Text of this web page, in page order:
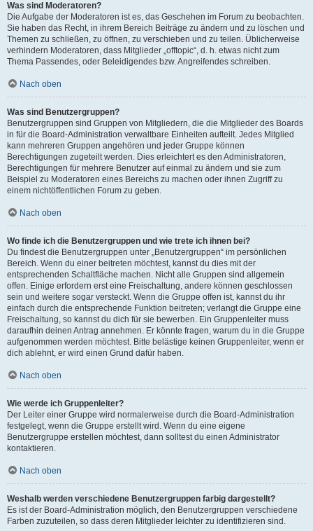
Was sind Moderatoren?
Die Aufgabe der Moderatoren ist es, das Geschehen im Forum zu beobachten.
Sie haben das Recht, in ihrem Bereich Beiträge zu ändern und zu löschen und
Themen zu schließen, zu öffnen, zu verschieben und zu teilen. Üblicherweise
verhindern Moderatoren, dass Mitglieder „offtopic“, d. h. etwas nicht zum
Thema Passendes, oder Beleidigendes bzw. Angreifendes schreiben.
Nach oben
Was sind Benutzergruppen?
Benutzergruppen sind Gruppen von Mitgliedern, die die Mitglieder des Boards
in für die Board-Administration verwaltbare Einheiten aufteilt. Jedes Mitglied
kann mehreren Gruppen angehören und jeder Gruppe können
Berechtigungen zugeteilt werden. Dies erleichtert es den Administratoren,
Berechtigungen für mehrere Benutzer auf einmal zu ändern und sie zum
Beispiel zu Moderatoren eines Bereichs zu machen oder ihnen Zugriff zu
einem nichtöffentlichen Forum zu geben.
Nach oben
Wo finde ich die Benutzergruppen und wie trete ich ihnen bei?
Du findest die Benutzergruppen unter „Benutzergruppen“ im persönlichen
Bereich. Wenn du einer beitreten möchtest, kannst du dies mit der
entsprechenden Schaltfläche machen. Nicht alle Gruppen sind allgemein
offen. Einige erfordern erst eine Freischaltung, andere können geschlossen
sein und weitere sogar versteckt. Wenn die Gruppe offen ist, kannst du ihr
einfach durch die entsprechende Funktion beitreten; verlangt die Gruppe eine
Freischaltung, so kannst du dich für sie bewerben. Ein Gruppenleiter muss
daraufhin deinen Antrag annehmen. Er könnte fragen, warum du in die Gruppe
aufgenommen werden möchtest. Bitte belästige keinen Gruppenleiter, wenn er
dich ablehnt, er wird einen Grund dafür haben.
Nach oben
Wie werde ich Gruppenleiter?
Der Leiter einer Gruppe wird normalerweise durch die Board-Administration
festgelegt, wenn die Gruppe erstellt wird. Wenn du eine eigene
Benutzergruppe erstellen möchtest, dann solltest du einen Administrator
kontaktieren.
Nach oben
Weshalb werden verschiedene Benutzergruppen farbig dargestellt?
Es ist der Board-Administration möglich, den Benutzergruppen verschiedene
Farben zuzuteilen, so dass deren Mitglieder leichter zu identifizieren sind.